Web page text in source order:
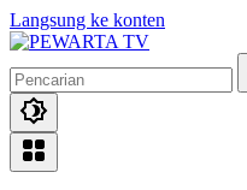
Langsung ke konten